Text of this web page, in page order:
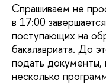
Спрашиваем не
в 17:00
поступающих на
бакалавриата. До
подать документы,
несколько